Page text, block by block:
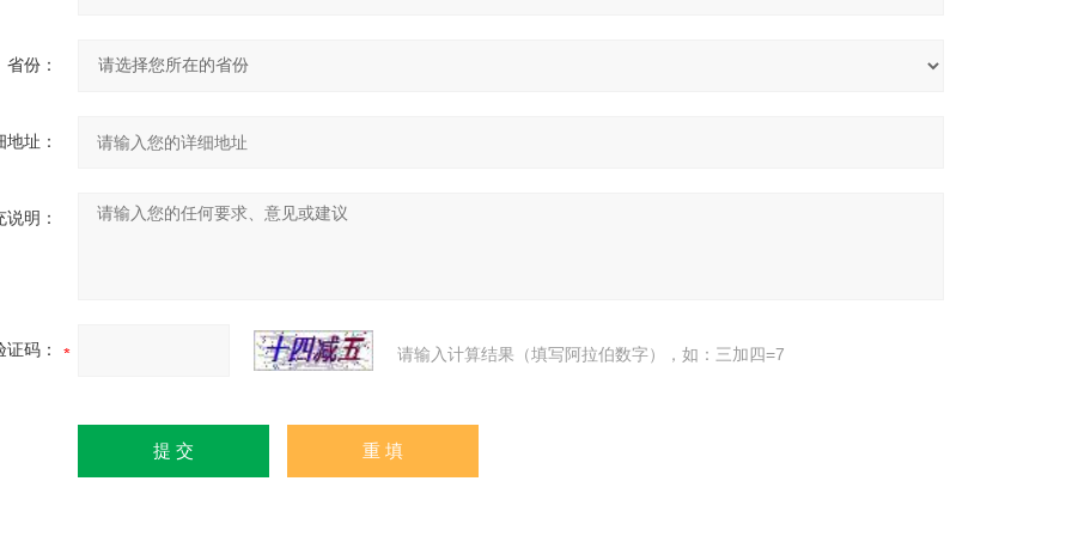
省份：
地址：
说明：
证码： 请输入计算结果（填写阿拉伯数字），如：三加四=7